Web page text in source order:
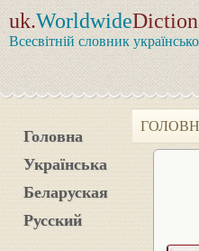
uk.Worldwide
Всесвітній словник
Головна
Українська
Беларуская
Русский